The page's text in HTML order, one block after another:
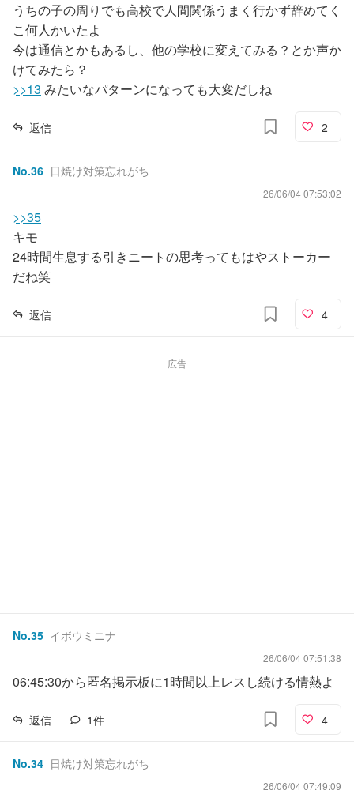
うちの子の周りでも高校で人間関係うまく行かず辞めてく
こ何人かいたよ
今は通信とかもあるし、他の学校に変えてみる？とか声か
けてみたら？
>>13 みたいなパターンになっても大変だしね
返信 2
No.36 日焼け対策忘れがち
26/06/04 07:53:02
>>35
キモ
24時間生息する引きニートの思考ってもはやストーカー
だね笑
返信 4
広告
No.35 イボウミニナ
26/06/04 07:51:38
06:45:30から匿名掲示板に1時間以上レスし続ける情熱よ
返信 1件 4
No.34 日焼け対策忘れがち
26/06/04 07:49:09